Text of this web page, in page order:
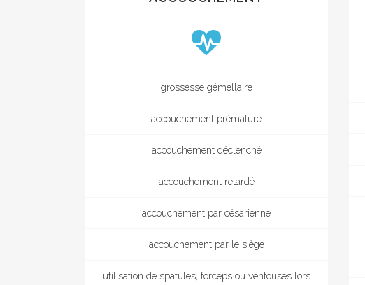
grossesse gémellaire
accouchement prématuré
accouchement déclenché
accouchement retardé
accouchement par césarienne
accouchement par le siège
utilisation de spatules, forceps ou ventouses lors